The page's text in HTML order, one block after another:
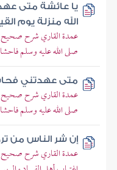
يا عائشة متى
الله منزلة يوم
عمدة القاري شرح صحيح
صلى الله عليه وسلم
متى عهدتني
عمدة القاري شرح صحيح
صلى الله عليه وسلم
إن شر الناس من
عمدة القاري شرح